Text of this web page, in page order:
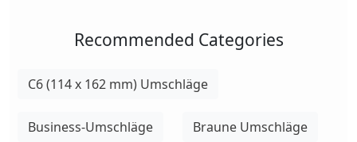
Recommended Categories
C6 (114 x 162 mm) Umschläge
Business-Umschläge Braune Umschläge